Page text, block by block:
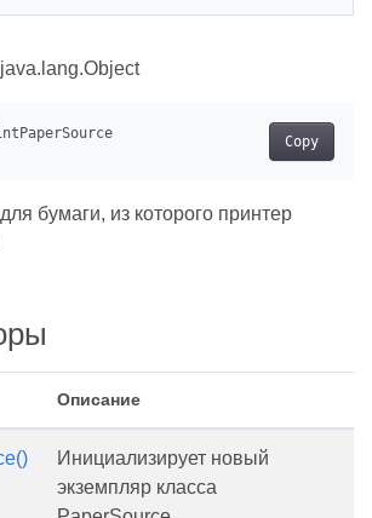
java.lang.Object
Copy
бумаги, из которого принтер
Описание
Инициализирует новый
экземпляр класса